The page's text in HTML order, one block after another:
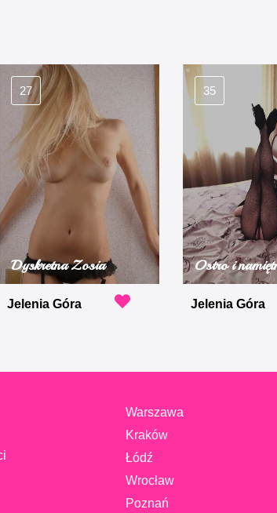
27
Dyskretna Zosia
Jelenia Góra
35
Ostro i
Jelenia Góra
Warszawa
Kraków
Łódź
Wrocław
Poznań